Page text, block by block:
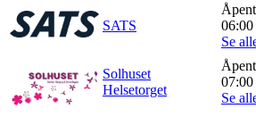
SATS
Se
Solhuset
Helsetorget
Se